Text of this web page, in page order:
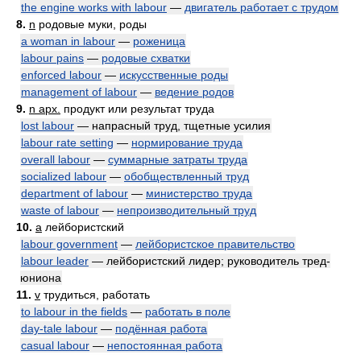
the engine works with labour — двигатель работает с трудом
8. n родовые муки, роды
a woman in labour — роженица
labour pains — родовые схватки
enforced labour — искусственные роды
management of labour — ведение родов
9. n арх. продукт или результат труда
lost labour — напрасный труд, тщетные усилия
labour rate setting — нормирование труда
overall labour — суммарные затраты труда
socialized labour — обобществленный труд
department of labour — министерство труда
waste of labour — непроизводительный труд
10. a лейбористский
labour government — лейбористское правительство
labour leader — лейбористский лидер; руководитель тред-
юниона
11. v трудиться, работать
to labour in the fields — работать в поле
day-tale labour — подённая работа
casual labour — непостоянная работа